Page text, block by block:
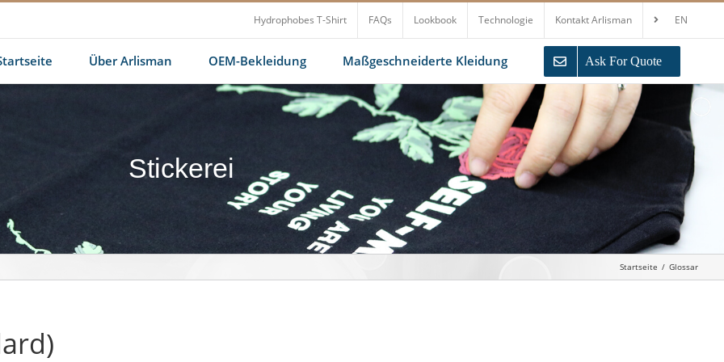
Hydrophobes T-Shirt FAQs Lookbook Technologie Kontakt Arlisman EN
Über Arlisman OEM-Bekleidung Maßgeschneiderte Kleidung Ask For Quote
Stickerei
Startseite Glossar